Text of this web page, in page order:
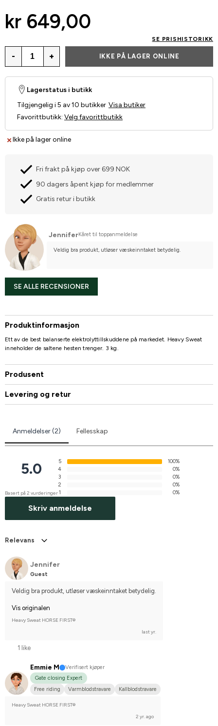
kr 649,00
SE PRISHISTORIKK
- + IKKE PÅ LAGER ONLINE
Ikke på lager online
Lagerstatus i butikk
Tilgjengelig i 5 av 10 butikker Visa butiker
Favorittbutikk: Velg favorittbutikk
Fri frakt på kjøp over 699 NOK
90 dagers åpent kjøp for medlemmer
Gratis retur i butikk
JenniferKåret til toppanmeldelse
Veldig bra produkt, utløser væskeinntaket betydelig.
SE ALLE RECENSIONER
Produktinformasjon
Ett av de best balanserte elektrolyttillskuddene på markedet. Heavy Sweat
inneholder de saltene hesten trenger. 3 kg.
Produsent
Levering og retur
Anmeldelser (2) Fellesskap
5.0
Basert på 2 vurderinger
5
100%
4
0%
3
0%
2
0%
1
0%
Skriv anmeldelse
Relevans
Jennifer
Guest
Veldig bra produkt, utløser væskeinntaket betydelig.
Vis originalen
Heavy Sweat HORSE FIRST®
last yr.
1 like
Emmie M
Verifisert kjøper
Gate closing Expert
Free riding
Varmblodstravare Kallblodstravare
Heavy Sweat HORSE FIRST®
2 yr. ago